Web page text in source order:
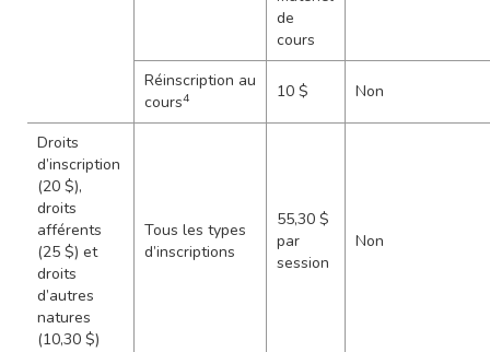
de
cours
Réinscription au
cours4 10 $ Non
Droits
d’inscription
(20 $),
droits
afférents
(25 $) et
droits
d’autres
natures
(10,30 $)
Tous les types
d’inscriptions
55,30 $
par
session
Non